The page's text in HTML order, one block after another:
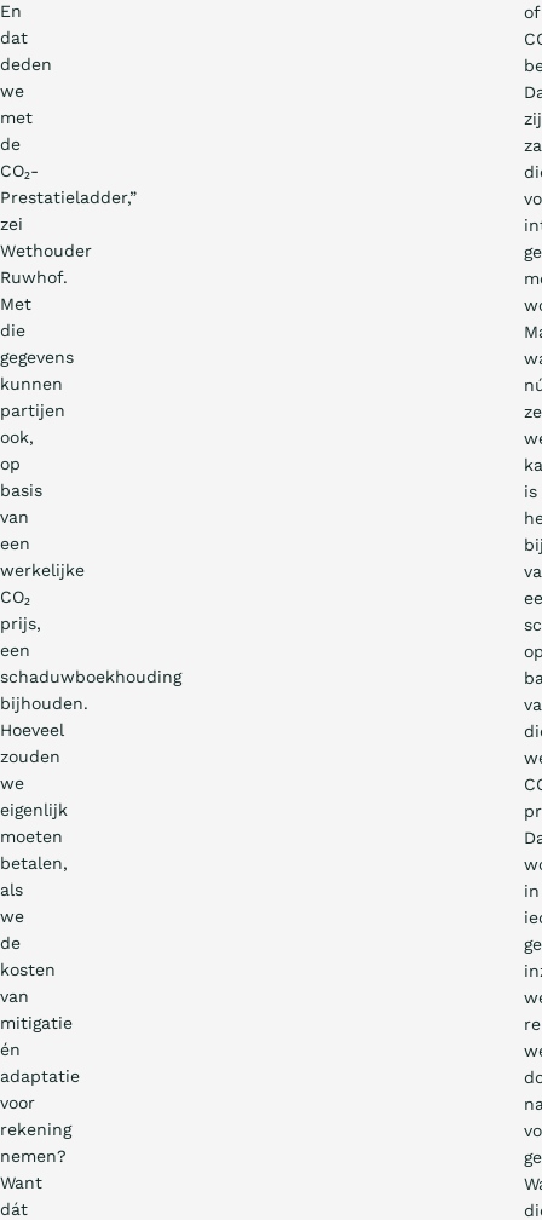
En
dat
deden
we
met
de
CO₂-
Prestatieladder,”
zei
Wethouder
Ruwhof.
Met
die
gegevens
kunnen
partijen
ook,
op
basis
van
een
werkelijke
CO₂
prijs,
een
schaduwboekhouding
bijhouden.
Hoeveel
zouden
we
eigenlijk
moeten
betalen,
als
we
de
kosten
van
mitigatie
én
adaptatie
voor
rekening
nemen?
Want
dát
of
is
in